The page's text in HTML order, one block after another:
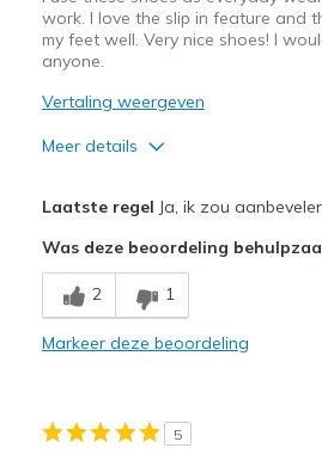
work. I love the slip in feature and
my feet well. Very nice shoes! I
anyone.
Vertaling weergeven
Meer details
Breathe Well
Comfortable
Laatste regel Ja, ik zou
Was deze beoordeling
2 1
Markeer deze beoordeling
5